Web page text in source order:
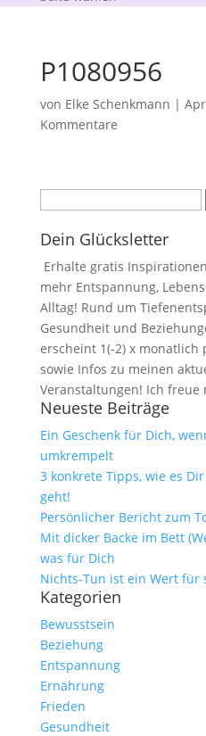
P1080956
von Elke Schenkmann |
Kommentare
Dein Glücksletter
Erhalte gratis
mehr Entspannung,
Alltag! Rund um
Gesundheit und
erscheint 1(-2) x monatlich
sowie Infos zu meinen
Veranstaltungen! Ich freue
Neueste Beiträge
Ein Geschenk für Dich,
umkrempelt
3 konkrete Tipps, wie es
geht!
Persönlicher Bericht zum
Mit dicker Backe im Bett
was für Dich
Nichts-Tun ist ein Wert für
Kategorien
Bewusstsein
Beziehung
Entspannung
Ernährung
Frieden
Gesundheit